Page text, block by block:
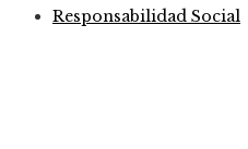
Responsabilidad Social